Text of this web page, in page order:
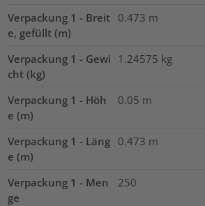
Verpackung 1 - Breit
e, gefüllt (m)
0.473 m
Verpackung 1 - Gewi
cht (kg)
1.24575 kg
Verpackung 1 - Höh
e (m)
0.05 m
Verpackung 1 - Läng
e (m)
0.473 m
Verpackung 1 - Men
ge
250